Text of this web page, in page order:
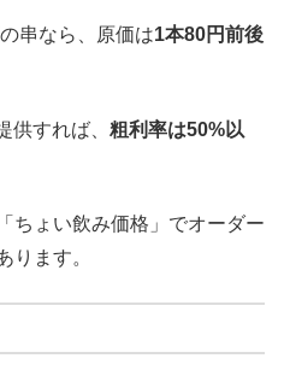
串なら、原価は1本80円前後
供すれば、 粗利率は50%以
ちょい飲み価格」でオーダー
ります。